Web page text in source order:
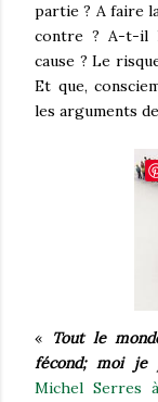
partie ? A faire
contre ? A-t-il
cause ? Le
Et que,
les arguments
«
Tout le
fécond; moi je
Michel Serres